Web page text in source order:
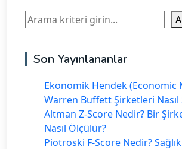
Ara
Son Yayınlananlar
Ekonomik Hendek (Economic
Warren Buffett Şirketleri Nasıl
Altman Z-Score Nedir? Bir
Nasıl Ölçülür?
Piotroski F-Score Nedir?